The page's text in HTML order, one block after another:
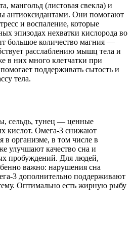
мангольд (листовая свекла) и
антиоксидантами. Они помогают
и воспаление, которые
эпизодах нехватки кислорода во
большое количество магния —
расслаблению мышц тела и
в них много клетчатки при
поддерживать сытость и
тела.
сельдь, тунец — ценные
кислот. Омега‑3 снижают
в организме, в том числе в
улучшают качество сна и
пробуждений. Для людей,
важно: нарушения сна
дополнительно поддерживают
Оптимально есть жирную рыбу